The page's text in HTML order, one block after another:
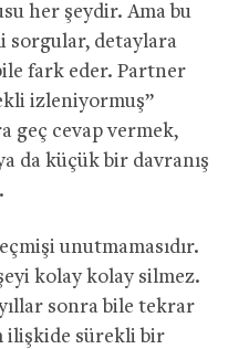
her şeydir. Ama bu
sorgular, detaylara
fark eder. Partner
izleniyormuş”
geç cevap vermek,
da küçük bir davranış
unutmamasıdır.
kolay kolay silmez.
sonra bile tekrar
ilişkide sürekli bir